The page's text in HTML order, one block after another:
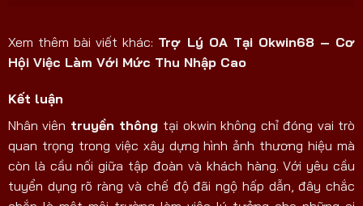
Xem thêm bài viết khác: Trợ Lý OA Tại Okwin68 – Cơ
Hội Việc Làm Với Mức Thu Nhập Cao
Kết luận
Nhân viên truyền thông tại okwin không chỉ đóng vai trò
quan trọng trong việc xây dựng hình ảnh thương hiệu mà
còn là cầu nối giữa tập đoàn và khách hàng. Với yêu cầu
tuyển dụng rõ ràng và chế độ đãi ngộ hấp dẫn, đây chắc